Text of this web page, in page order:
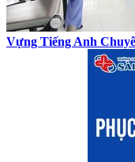
Vựng Tiếng Anh